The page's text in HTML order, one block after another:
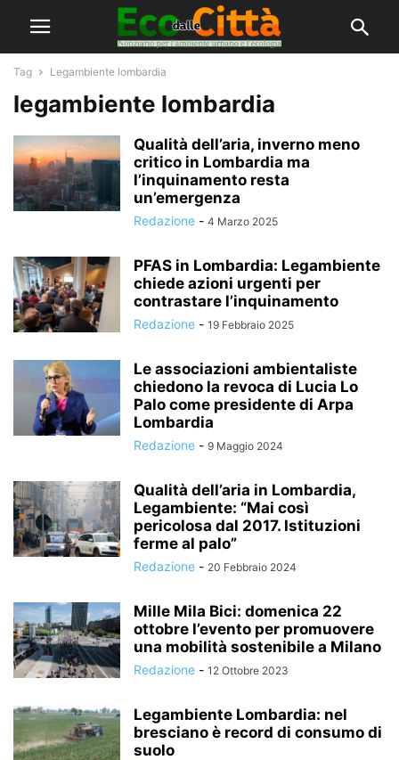
Tag Legambiente lombardia
legambiente lombardia
Qualità dell’aria, inverno meno
critico in Lombardia ma
l’inquinamento resta
un’emergenza
Redazione - 4 Marzo 2025
PFAS in Lombardia: Legambiente
chiede azioni urgenti per
contrastare l’inquinamento
Redazione - 19 Febbraio 2025
Le associazioni ambientaliste
chiedono la revoca di Lucia Lo
Palo come presidente di Arpa
Lombardia
Redazione - 9 Maggio 2024
Qualità dell’aria in Lombardia,
Legambiente: “Mai così
pericolosa dal 2017. Istituzioni
ferme al palo”
Redazione - 20 Febbraio 2024
Mille Mila Bici: domenica 22
ottobre l’evento per promuovere
una mobilità sostenibile a Milano
Redazione - 12 Ottobre 2023
Legambiente Lombardia: nel
bresciano è record di consumo di
suolo